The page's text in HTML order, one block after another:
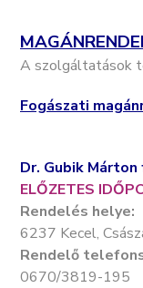
A szolgáltatások
Fogászati
Dr. Gubik
ELŐZETES
Rendelés helye:
6237 Kecel,
Rendelő
0670/3819-195